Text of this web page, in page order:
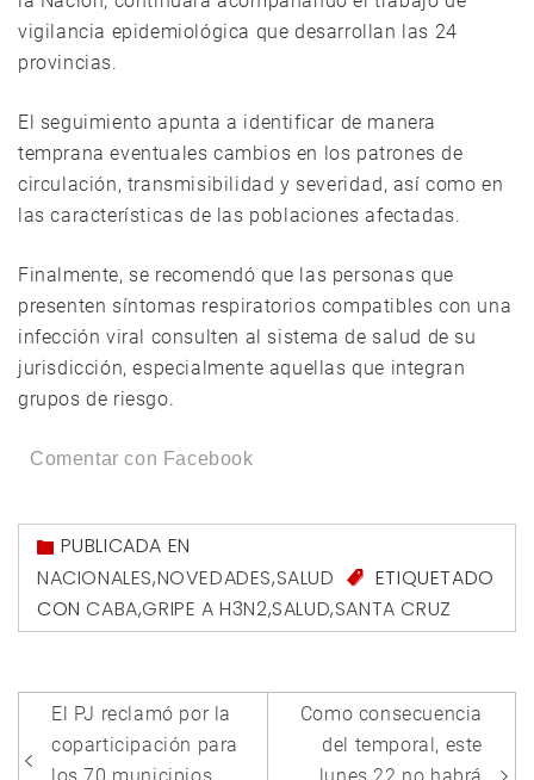
vigilancia epidemiológica que desarrollan las 24
provincias.
El seguimiento apunta a identificar de manera
temprana eventuales cambios en los patrones de
circulación, transmisibilidad y severidad, así como en
las características de las poblaciones afectadas.
Finalmente, se recomendó que las personas que
presenten síntomas respiratorios compatibles con una
infección viral consulten al sistema de salud de su
jurisdicción, especialmente aquellas que integran
grupos de riesgo.
Comentar con Facebook
PUBLICADA EN
NACIONALES,NOVEDADES,SALUD
ETIQUETADO
CONCABA,GRIPE A H3N2,SALUD,SANTA CRUZ
Navegación
de
El PJ reclamó por la
coparticipación para
los 70 municipios
Como consecuencia
del temporal, este
lunes 22 no habrá